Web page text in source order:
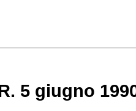
5 giugno